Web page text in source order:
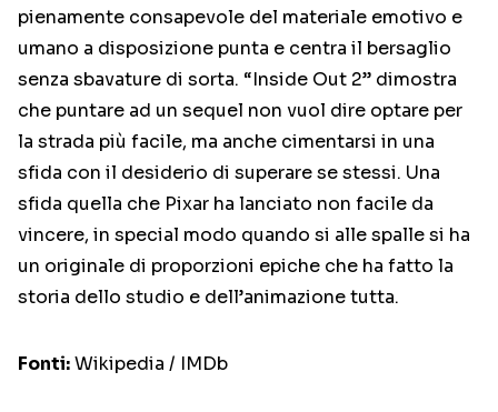
pienamente consapevole del materiale emotivo e
umano a disposizione punta e centra il bersaglio
senza sbavature di sorta. “Inside Out 2” dimostra
che puntare ad un sequel non vuol dire optare per
la strada più facile, ma anche cimentarsi in una
sfida con il desiderio di superare se stessi. Una
sfida quella che Pixar ha lanciato non facile da
vincere, in special modo quando si alle spalle si ha
un originale di proporzioni epiche che ha fatto la
storia dello studio e dell’animazione tutta.
Fonti:Wikipedia / IMDb